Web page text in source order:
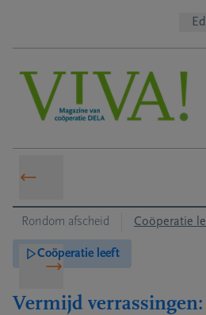
Rondom afscheid Coöperatie
Coöperatie leeft
Vermijd